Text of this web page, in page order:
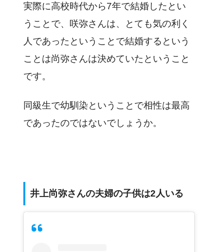
実際に高校時代から7年で結婚したとい
うことで、咲弥さんは、とても気の利く
人であったということで結婚するという
ことは尚弥さんは決めていたということ
です。
同級生で幼馴染ということで相性は最高
であったのではないでしょうか。
井上尚弥さんの夫婦の子供は2人いる